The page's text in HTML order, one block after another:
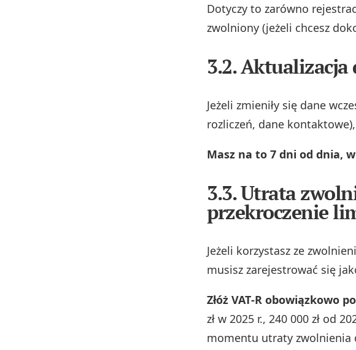
Dotyczy to zarówno
zwolniony (jeżeli chcesz
3.2.
Jeżeli zmieniły się dane
rozliczeń, dane kontaktowe),
Masz na to 7 dni od dnia,
3.3. Utrata
przekroczenie
Jeżeli korzystasz ze
musisz zarejestrować się
Złóż VAT‑R
zł w 2025 r., 240 000 zł od
momentu utraty zwolnienia